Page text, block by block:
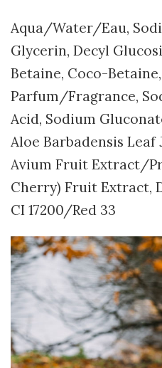
Aqua/Water/Eau,
Glycerin, Decyl
Betaine, Coco-
Parfum/Fragrance,
Acid, Sodium
Aloe Barbadensis Leaf
Avium Fruit Extract/
Cherry) Fruit Extract,
CI 17200/Red 33